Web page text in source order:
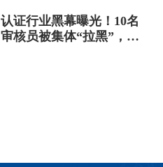
认证行业黑幕曝光！10名
审核员被集体“拉黑”，上